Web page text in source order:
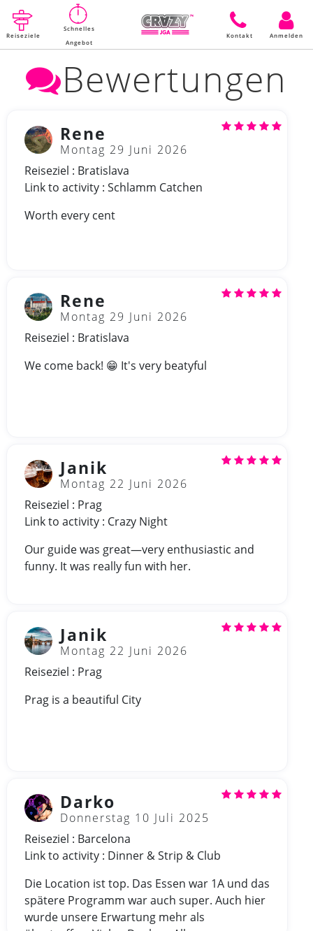
Reiseziele
Schnelles
Angebot
Kontakt Anmelden
Bewertungen
Rene
Montag 29 Juni 2026
Reiseziel : Bratislava
Link to activity : Schlamm Catchen
Worth every cent
Rene
Montag 29 Juni 2026
Reiseziel : Bratislava
We come back! 😁 It's very beatyful
Janik
Montag 22 Juni 2026
Reiseziel : Prag
Link to activity : Crazy Night
Our guide was great—very enthusiastic and
funny. It was really fun with her.
Janik
Montag 22 Juni 2026
Reiseziel : Prag
Prag is a beautiful City
Darko
Donnerstag 10 Juli 2025
Reiseziel : Barcelona
Link to activity : Dinner & Strip & Club
Die Location ist top. Das Essen war 1A und das
spätere Programm war auch super. Auch hier
wurde unsere Erwartung mehr als